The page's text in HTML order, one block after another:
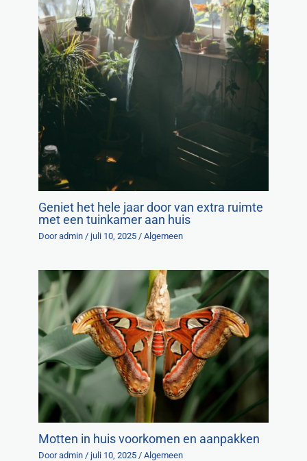
Geniet het hele jaar door van extra ruimte
met een tuinkamer aan huis
Door admin / juli 10, 2025 /Algemeen
Motten in huis voorkomen en aanpakken
Door admin / juli 10, 2025 /Algemeen